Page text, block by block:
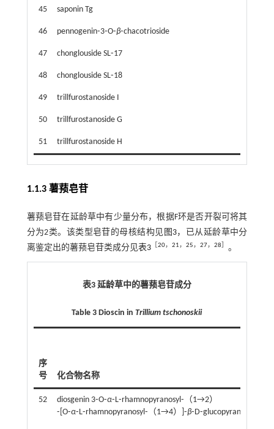
45 saponin Tg
46 pennogenin⁃3⁃O⁃β⁃chacotrioside
47 chonglouside SL⁃17
48 chonglouside SL⁃18
49 trillfurostanoside I
50 trillfurostanoside G
51 trillfurostanoside H
1.1.3 薯蓣皂苷
薯蓣皂苷在延龄草中有少量分布，根据F环是否开裂可将其
分为2类。该类型皂苷的母核结构见 图3，已从延龄草中分
离鉴定出的薯蓣皂苷类成分见表3［ 20， 21， 25， 27， 28 。
表3 延龄草中的薯蓣皂苷成分
Table 3 Dioscin inTrillium tschonoskii
序
号
化合物名称
52 diosgenin 3⁃O⁃α⁃L⁃rhamnopyranosyl⁃（1→2）
⁃[O⁃α⁃L⁃rhamnopyranosyl⁃（1→4）]⁃β⁃D⁃glucopyranoside